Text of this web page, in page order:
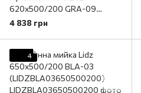
620x500/200 GRA-09
(LIDZGRA09620500200)
4 838 грн
4